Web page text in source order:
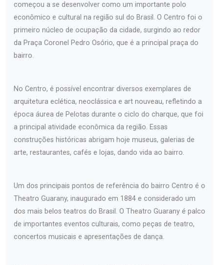
começou a se desenvolver como um importante polo
econômico e cultural na região sul do Brasil. O Centro foi o
primeiro núcleo de ocupação da cidade, surgindo ao redor
da Praça Coronel Pedro Osório, que é a principal praça do
bairro.
No Centro, é possível encontrar diversos exemplares de
arquitetura eclética, neoclássica e art nouveau, refletindo a
época áurea de Pelotas durante o ciclo do charque, que foi
a principal atividade econômica da região. Essas
construções históricas abrigam hoje museus, galerias de
arte, restaurantes, cafés e lojas, dando vida ao bairro.
Um dos principais pontos de referência do bairro Centro é o
Theatro Guarany, inaugurado em 1884 e considerado um
dos mais belos teatros do Brasil. O Theatro Guarany é palco
de importantes eventos culturais, como peças de teatro,
concertos musicais e apresentações de dança.